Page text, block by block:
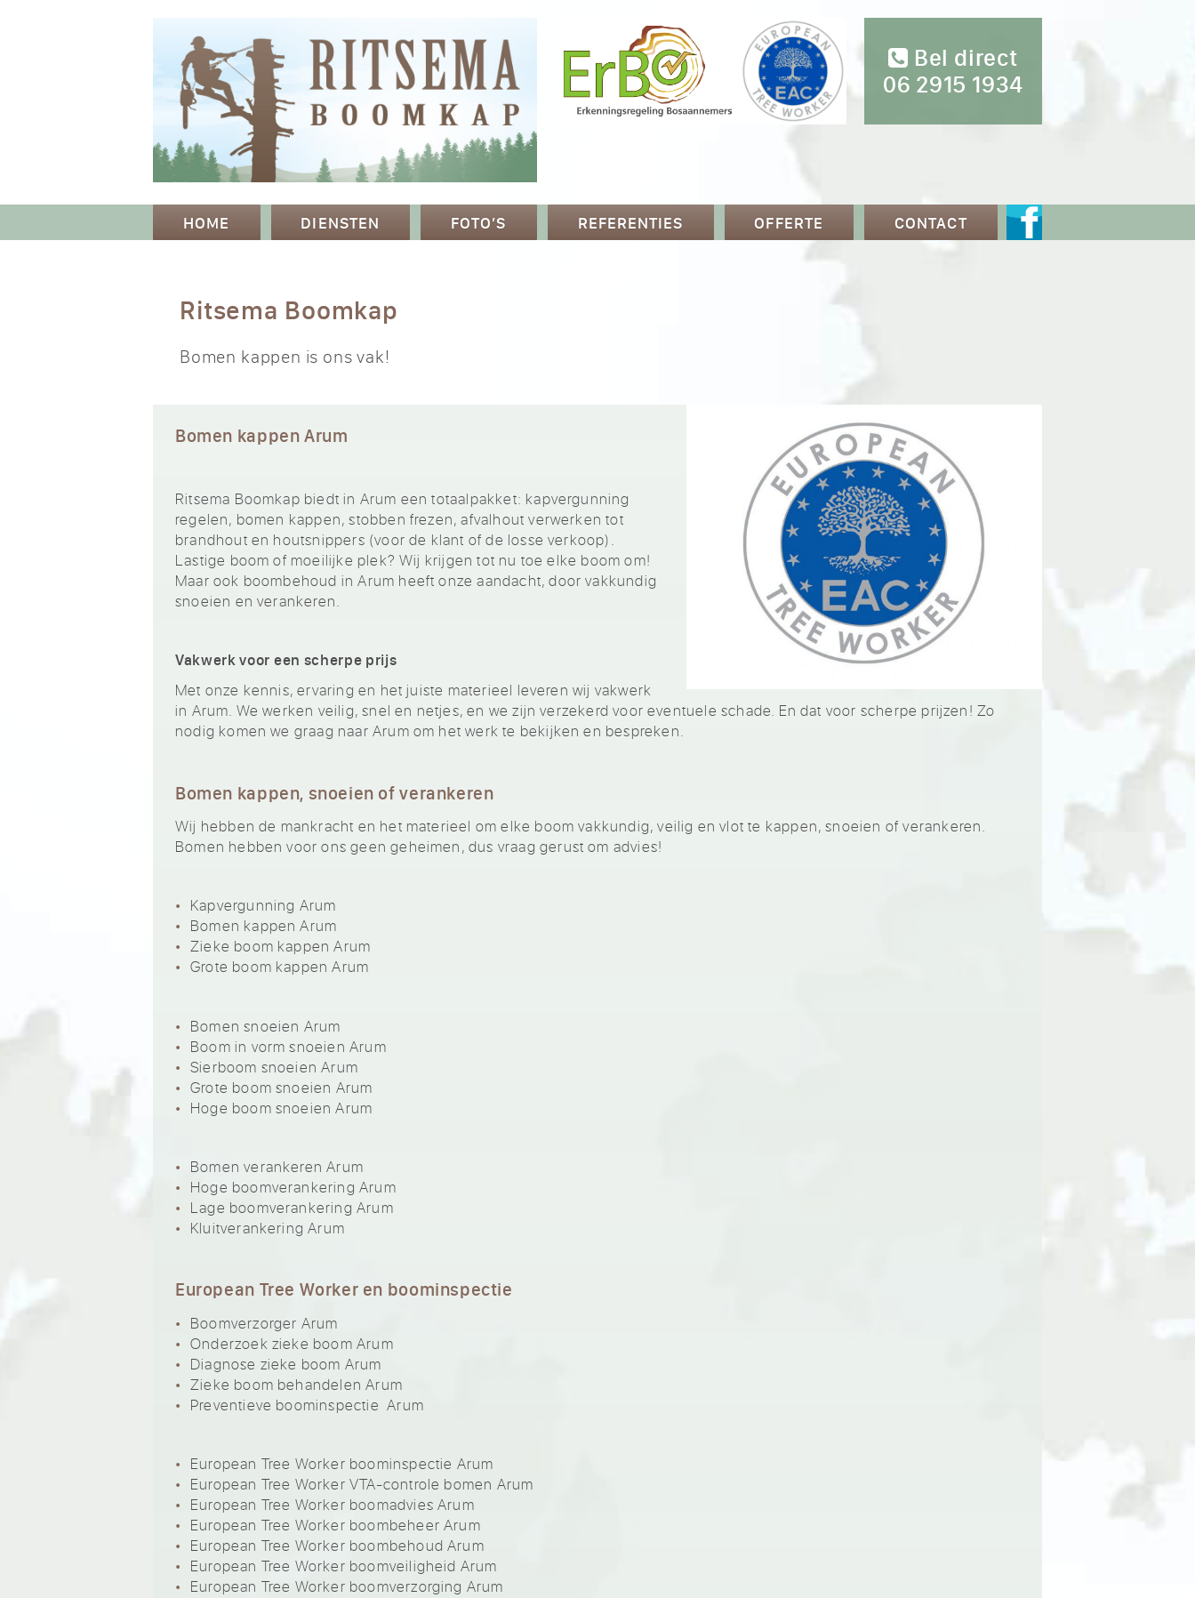
Bel direct
06 2915 1934
HOME DIENSTEN FOTO’S REFERENTIES OFFERTE CONTACT
Ritsema Boomkap
Bomen kappen is ons vak!
Bomen kappen Arum
Ritsema Boomkap biedt in Arum een totaalpakket: kapvergunning
regelen, bomen kappen, stobben frezen, afvalhout verwerken tot
brandhout en houtsnippers (voor de klant of de losse verkoop).
Lastige boom of moeilijke plek? Wij krijgen tot nu toe elke boom om!
Maar ook boombehoud in Arum heeft onze aandacht, door vakkundig
snoeien en verankeren.
Vakwerk voor een scherpe prijs
Met onze kennis, ervaring en het juiste materieel leveren wij vakwerk
in Arum. We werken veilig, snel en netjes, en we zijn verzekerd voor eventuele schade. En dat voor scherpe prijzen! Zo
nodig komen we graag naar Arum om het werk te bekijken en bespreken.
Bomen kappen, snoeien of verankeren
Wij hebben de mankracht en het materieel om elke boom vakkundig, veilig en vlot te kappen, snoeien of verankeren.
Bomen hebben voor ons geen geheimen, dus vraag gerust om advies!
Kapvergunning Arum
Bomen kappen Arum
Zieke boom kappen Arum
Grote boom kappen Arum
Bomen snoeien Arum
Boom in vorm snoeien Arum
Sierboom snoeien Arum
Grote boom snoeien Arum
Hoge boom snoeien Arum
Bomen verankeren Arum
Hoge boomverankering Arum
Lage boomverankering Arum
Kluitverankering Arum
European Tree Worker en boominspectie
Boomverzorger Arum
Onderzoek zieke boom Arum
Diagnose zieke boom Arum
Zieke boom behandelen Arum
Preventieve boominspectie Arum
European Tree Worker boominspectie Arum
European Tree Worker VTA-controle bomen Arum
European Tree Worker boomadvies Arum
European Tree Worker boombeheer Arum
European Tree Worker boombehoud Arum
European Tree Worker boomveiligheid Arum
European Tree Worker boomverzorging Arum